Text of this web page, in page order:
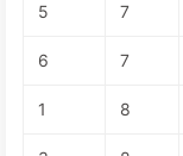
5 7
6 7
1 8